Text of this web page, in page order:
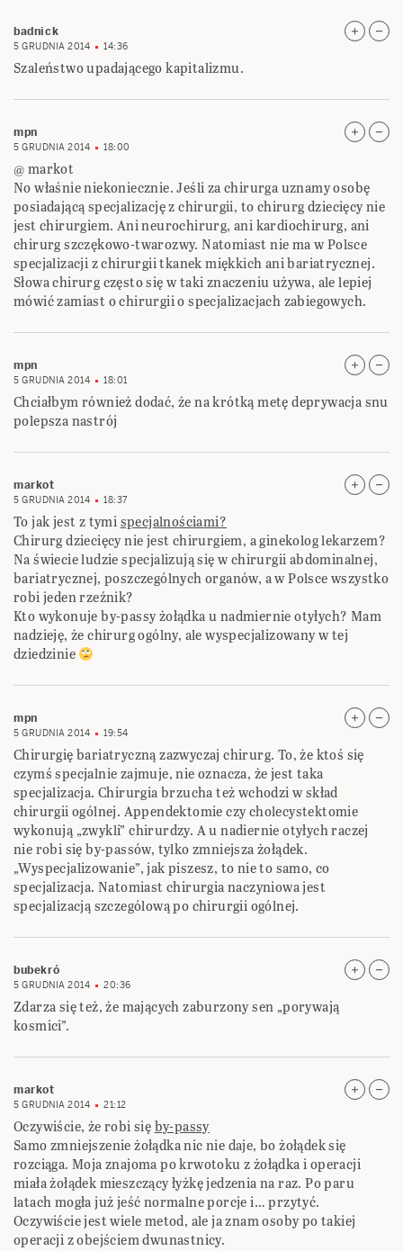
badnick
5 GRUDNIA 2014 14:36
Szaleństwo upadającego kapitalizmu.
mpn
5 GRUDNIA 2014 18:00
@ markot
No właśnie niekoniecznie. Jeśli za chirurga uznamy osobę
posiadającą specjalizację z chirurgii, to chirurg dziecięcy nie
jest chirurgiem. Ani neurochirurg, ani kardiochirurg, ani
chirurg szczękowo-twarozwy. Natomiast nie ma w Polsce
specjalizacji z chirurgii tkanek miękkich ani bariatrycznej.
Słowa chirurg często się w taki znaczeniu używa, ale lepiej
mówić zamiast o chirurgii o specjalizacjach zabiegowych.
mpn
5 GRUDNIA 2014 18:01
Chciałbym również dodać, że na krótką metę deprywacja snu
polepsza nastrój
markot
5 GRUDNIA 2014 18:37
To jak jest z tymispecjalnościami?
Chirurg dziecięcy nie jest chirurgiem, a ginekolog lekarzem?
Na świecie ludzie specjalizują się w chirurgii abdominalnej,
bariatrycznej, poszczególnych organów, a w Polsce wszystko
robi jeden rzeźnik?
Kto wykonuje by-passy żołądka u nadmiernie otyłych? Mam
nadzieję, że chirurg ogólny, ale wyspecjalizowany w tej
dziedzinie
mpn
5 GRUDNIA 2014 19:54
Chirurgię bariatryczną zazwyczaj chirurg. To, że ktoś się
czymś specjalnie zajmuje, nie oznacza, że jest taka
specjalizacja. Chirurgia brzucha też wchodzi w skład
chirurgii ogólnej. Appendektomie czy cholecystektomie
wykonują „zwykli” chirurdzy. A u nadiernie otyłych raczej
nie robi się by-passów, tylko zmniejsza żołądek.
„Wyspecjalizowanie”, jak piszesz, to nie to samo, co
specjalizacja. Natomiast chirurgia naczyniowa jest
specjalizacją szczególową po chirurgii ogólnej.
bubekró
5 GRUDNIA 2014 20:36
Zdarza się też, że mających zaburzony sen „porywają
kosmici”.
markot
5 GRUDNIA 2014 21:12
Oczywiście, że robi sięby-passy
Samo zmniejszenie żołądka nic nie daje, bo żołądek się
rozciąga. Moja znajoma po krwotoku z żołądka i operacji
miała żołądek mieszczący łyżkę jedzenia na raz. Po paru
latach mogła już jeść normalne porcje i… przytyć.
Oczywiście jest wiele metod, ale ja znam osoby po takiej
operacji z obejściem dwunastnicy.